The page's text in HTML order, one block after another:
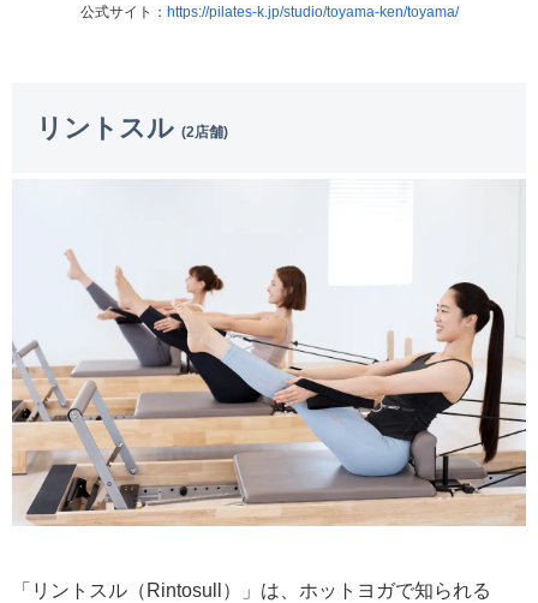
公式サイト： https://pilates-k.jp/studio/toyama-ken/toyama/
リントスル (2店舗)
「リントスル（Rintosull）」は、ホットヨガで知られる